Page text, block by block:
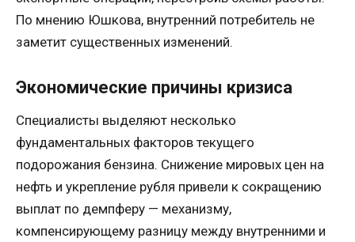
По мнению Юшкова, внутренний потребитель не
заметит существенных изменений.
Экономические причины кризиса
Специалисты выделяют несколько
фундаментальных факторов текущего
подорожания бензина. Снижение мировых цен на
нефть и укрепление рубля привели к сокращению
выплат по демпферу — механизму,
компенсирующему разницу между внутренними и